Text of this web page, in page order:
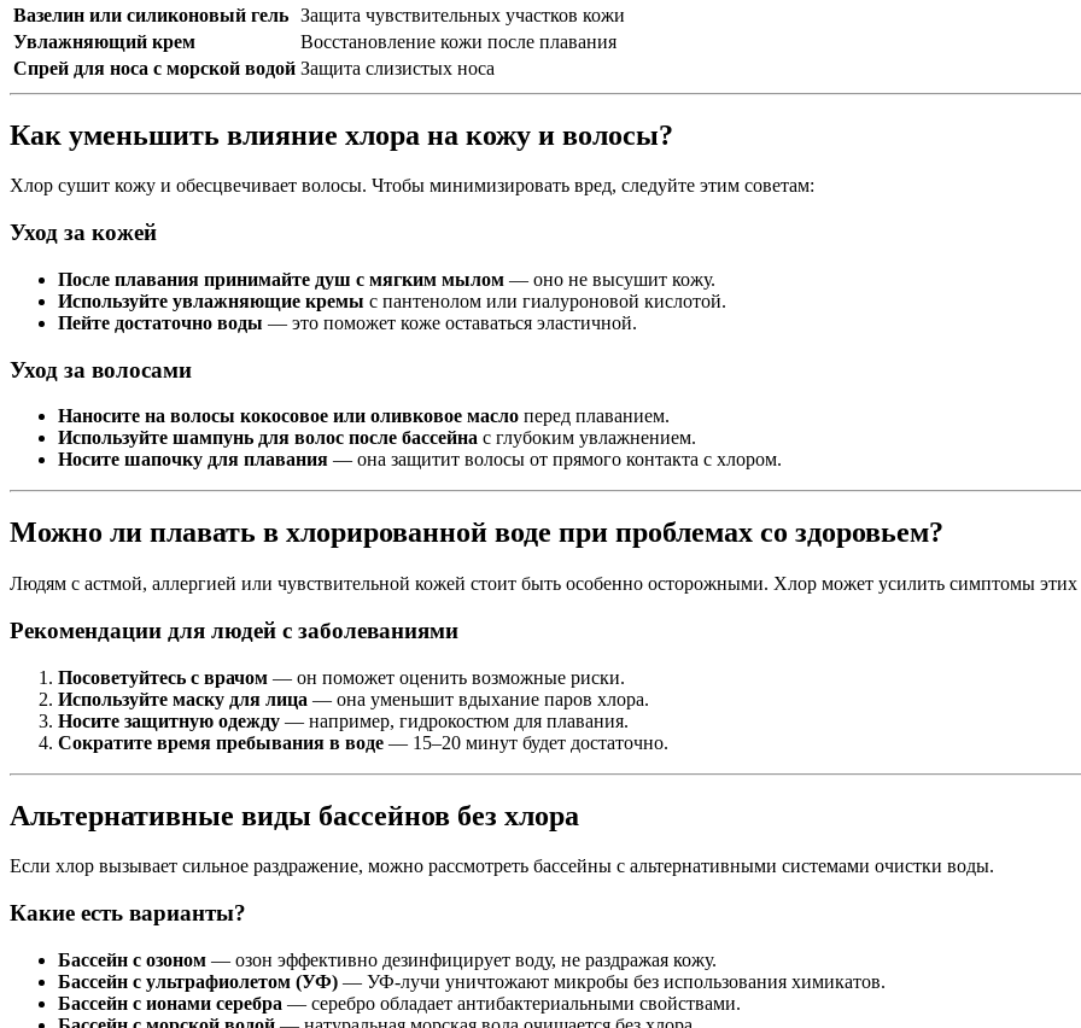
Вазелин или силиконовый гель Защита чувствительных участков кожи
Увлажняющий крем
Восстановление кожи после плавания
Спрей для носа с морской водой Защита слизистых носа
Как уменьшить влияние хлора на кожу и волосы?
Хлор сушит кожу и обесцвечивает волосы. Чтобы минимизировать вред, следуйте этим советам:
Уход за кожей
После плавания принимайте душ с мягким мылом — оно не высушит кожу.
Используйте увлажняющие кремы с пантенолом или гиалуроновой кислотой.
Пейте достаточно воды — это поможет коже оставаться эластичной.
Уход за волосами
Наносите на волосы кокосовое или оливковое масло перед плаванием.
Используйте шампунь для волос после бассейна с глубоким увлажнением.
Носите шапочку для плавания — она защитит волосы от прямого контакта с хлором.
Можно ли плавать в хлорированной воде при проблемах со здоровьем?
Людям с астмой, аллергией или чувствительной кожей стоит быть особенно осторожными. Хлор может усилить симптомы этих
Рекомендации для людей с заболеваниями
Посоветуйтесь с врачом — он поможет оценить возможные риски.
Используйте маску для лица — она уменьшит вдыхание паров хлора.
Носите защитную одежду — например, гидрокостюм для плавания.
Сократите время пребывания в воде — 15–20 минут будет достаточно.
Альтернативные виды бассейнов без хлора
Если хлор вызывает сильное раздражение, можно рассмотреть бассейны с альтернативными системами очистки воды.
Какие есть варианты?
Бассейн с озоном — озон эффективно дезинфицирует воду, не раздражая кожу.
Бассейн с ультрафиолетом (УФ) — УФ-лучи уничтожают микробы без использования химикатов.
Бассейн с ионами серебра — серебро обладает антибактериальными свойствами.